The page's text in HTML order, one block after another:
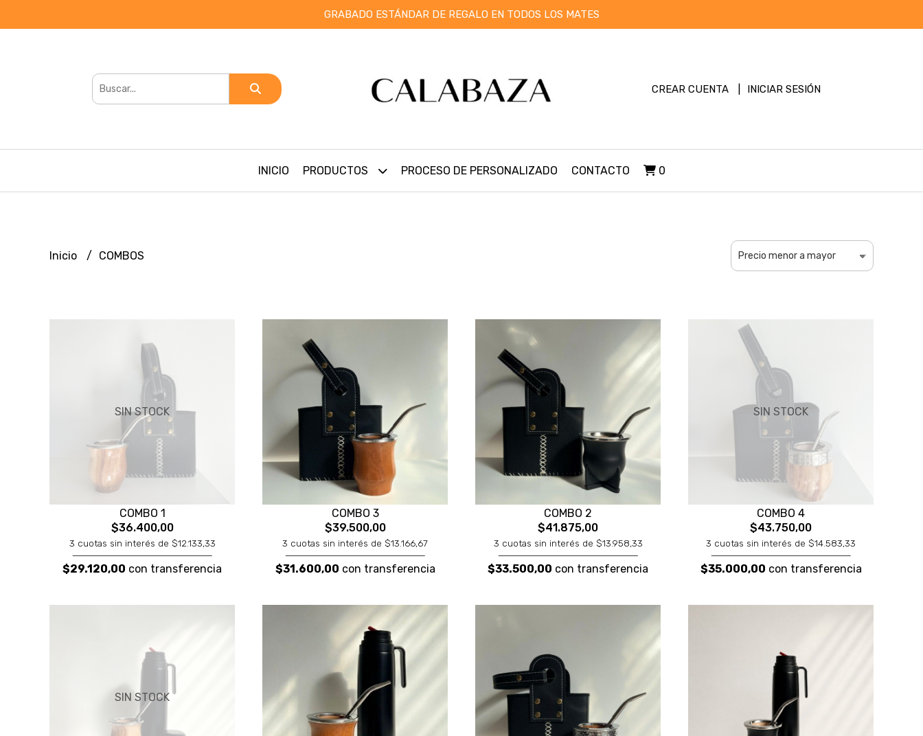
GRABADO ESTÁNDAR DE REGALO EN TODOS LOS MATES
CREAR CUENTA INICIAR SESIÓN
INICIO PRODUCTOS PROCESO DE PERSONALIZADO CONTACTO 0
Inicio COMBOS
SIN STOCK
COMBO 1
$36.400,00
3 cuotas sin interés de $12.133,33
$29.120,00 con transferencia
COMBO 3
$39.500,00
3 cuotas sin interés de $13.166,67
$31.600,00 con transferencia
COMBO 2
$41.875,00
3 cuotas sin interés de $13.958,33
$33.500,00 con transferencia
SIN STOCK
COMBO 4
$43.750,00
3 cuotas sin interés de $14.583,33
$35.000,00 con transferencia
SIN STOCK